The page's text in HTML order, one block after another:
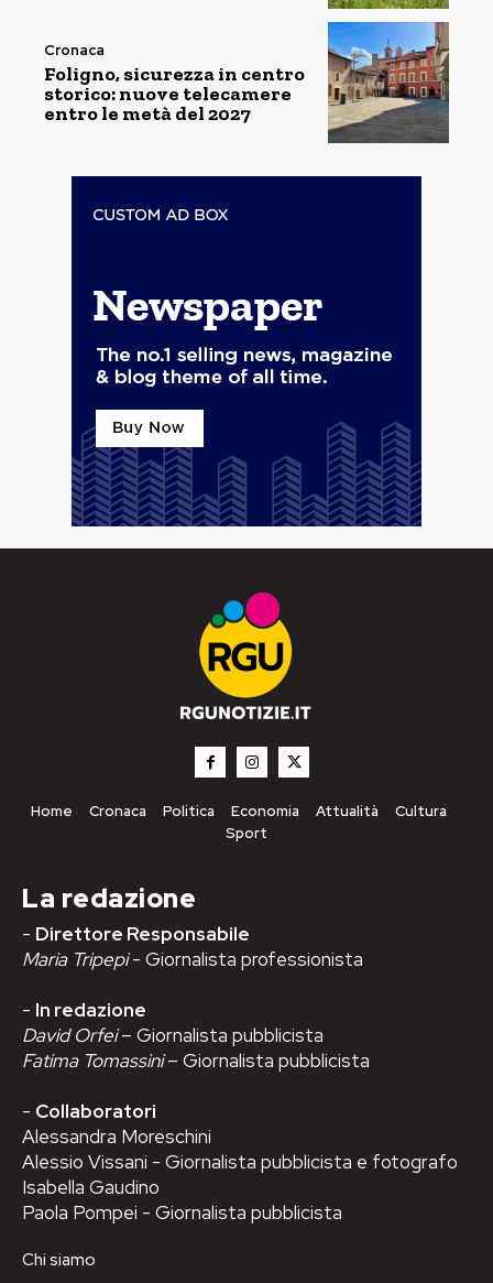
Cronaca
Foligno, sicurezza in centro
storico: nuove telecamere
entro le metà del 2027
Home Cronaca Politica Economia Attualità
Cultura
Sport
La redazione
- Direttore Responsabile
Maria Tripepi- Giornalista professionista
- In redazione
David Orfei– Giornalista pubblicista
Fatima Tomassini– Giornalista pubblicista
- Collaboratori
Alessandra Moreschini
Alessio Vissani - Giornalista pubblicista e fotografo
Isabella Gaudino
Paola Pompei - Giornalista pubblicista
Chi siamo